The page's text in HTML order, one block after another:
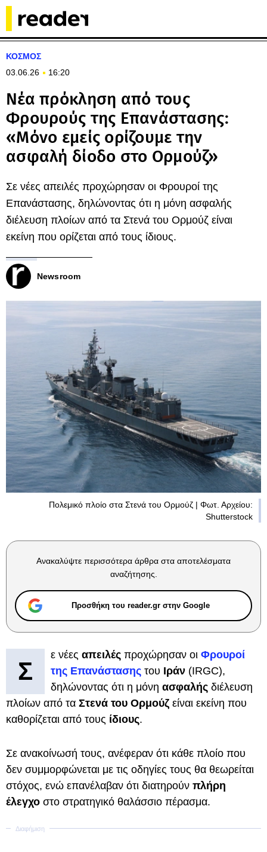
ΚΟΣΜΟΣ
03.06.26
16:20
Νέα πρόκληση από τους
Φρουρούς της Επανάστασης:
«Μόνο εμείς ορίζουμε την
ασφαλή δίοδο στο Ορμούζ»
Σε νέες απειλές προχώρησαν οι Φρουροί της
Επανάστασης, δηλώνοντας ότι η μόνη ασφαλής
διέλευση πλοίων από τα Στενά του Ορμούζ είναι
εκείνη που ορίζεται από τους ίδιους.
Newsroom
Πολεμικό πλοίο στα Στενά του Ορμούζ | Φωτ. Αρχείου:
Shutterstock
Ανακαλύψτε περισσότερα άρθρα στα αποτελέσματα
αναζήτησης.
Προσθήκη του reader.gr στην Google
Σ
ε νέες απειλές προχώρησαν οι Φρουροί
της Επανάστασης του Ιράν (IRGC),
δηλώνοντας ότι η μόνη ασφαλής διέλευση
πλοίων από τα Στενά του Ορμούζ είναι εκείνη που
καθορίζεται από τους ίδιους.
Σε ανακοίνωσή τους, ανέφεραν ότι κάθε πλοίο που
δεν συμμορφώνεται με τις οδηγίες τους θα θεωρείται
στόχος, ενώ επανέλαβαν ότι διατηρούν πλήρη
έλεγχο στο στρατηγικό θαλάσσιο πέρασμα.